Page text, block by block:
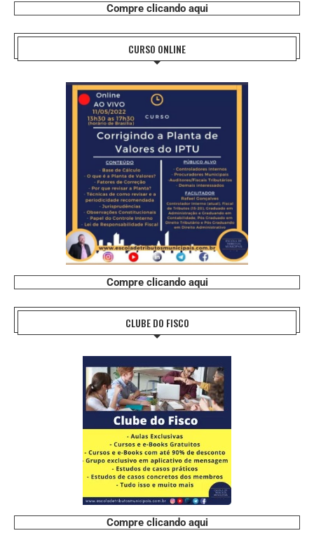
Compre clicando aqui
CURSO ONLINE
Compre clicando aqui
CLUBE DO FISCO
Compre clicando aqui